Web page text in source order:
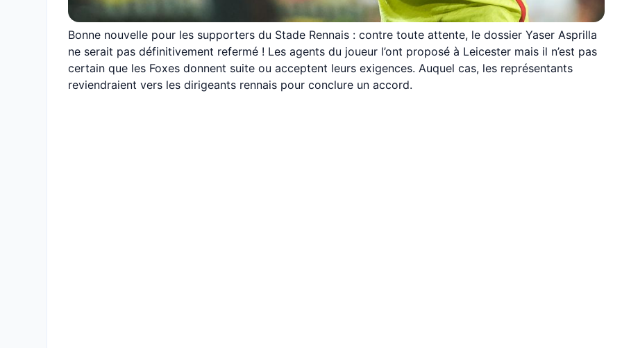
Bonne nouvelle pour les supporters du Stade Rennais : contre toute attente, le dossier Yaser Asprilla
ne serait pas définitivement refermé ! Les agents du joueur l’ont proposé à Leicester mais il n’est pas
certain que les Foxes donnent suite ou acceptent leurs exigences. Auquel cas, les représentants
reviendraient vers les dirigeants rennais pour conclure un accord.